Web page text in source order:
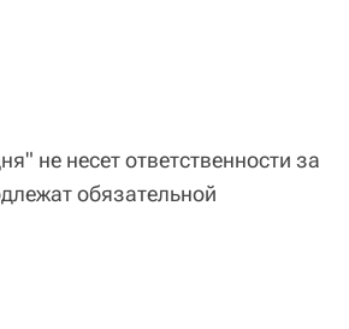
не несет ответственности за
обязательной